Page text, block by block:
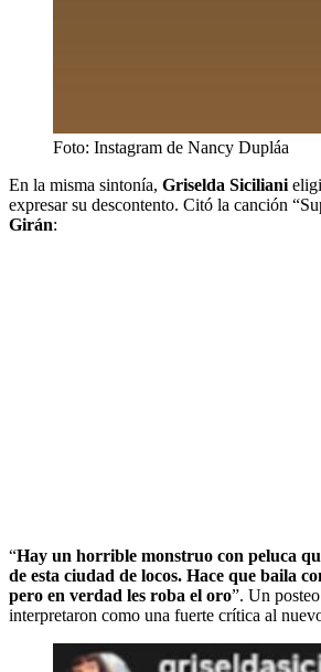
Foto: Instagram de Nancy Dupláa
En la misma sintonía, Griselda Siciliani
expresar su descontento. Citó la canción
Girán:
“Hay un horrible monstruo con peluca
de esta ciudad de locos. Hace que baila
pero en verdad les roba el oro”. Un
interpretaron como una fuerte crítica al